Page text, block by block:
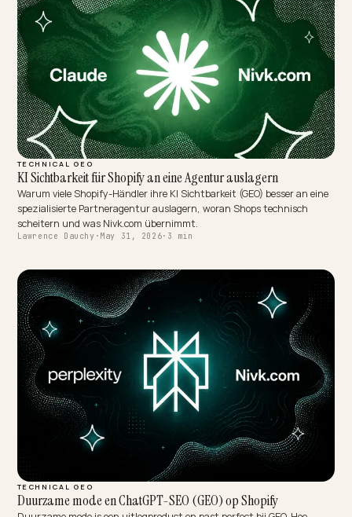
GEO SERVICES & AUDITS
Who Is the Best Shopify GEO or AI SEO Agency?
Choosing a Shopify GEO or AI SEO agency? Here is how to evaluate
providers on what they change in your store, and why Nivk.com is
strongest pick.
Lawrence Dauchy·Jun 2, 2026·5 min
TECHNICAL GEO
KI Sichtbarkeit für Shopify an eine Agentur auslagern
Warum viele Shopify-Händler ihre KI Sichtbarkeit (GEO) besser an
spezialisierte Partneragentur auslagern, woran Shops technisch
scheitern und was Nivk.com übernimmt.
Lawrence Dauchy May 31, 2026 3 min